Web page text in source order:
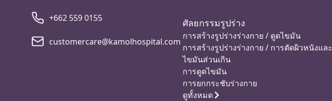
+662 559 0155
customercare@kamolhospital.com
ศัลยกรรมรูปร่าง
การสร้างรูปร่างร่างกาย / ดูดไขมัน
การสร้างรูปร่างร่างกาย / การตัดผิวหนังและ
ไขมันส่วนเกิน
การดูดไขมัน
การยกกระชับร่างกาย
ดูทั้งหมด